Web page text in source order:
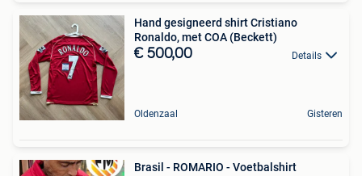
Hand gesigneerd shirt Cristiano
Ronaldo, met COA (Beckett)
€ 500,00 Details
Oldenzaal Gisteren
Brasil - ROMARIO - Voetbalshirt